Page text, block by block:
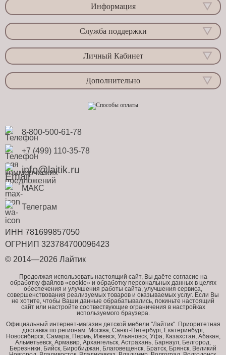
Информация
Служба поддержки
Личный Кабинет
Дополнительно
8-800-500-61-78
+7 (499) 110-35-78
info@laitik.ru
МАКС
Телеграм
ИНН 781699857050
ОГРНИП 323784700096423
© 2014—2026 Лайтик
Продолжая использовать настоящий сайт, Вы даёте согласие на
обработку файлов «cookie» и обработку персональных данных в целях
обеспечения и улучшения работы сайта, улучшения сервиса,
совершенствования реализуемых товаров и оказываемых услуг. Если Вы
не хотите, чтобы Ваши данные обрабатывались, покиньте настоящий
сайт или настройте соотвествующие ограничения в настройках
используемого браузера.
Официальный интернет-магазин детской мебели "Лайтик". Приоритетная
доставка по регионам: Москва, Санкт-Петербург, Екатеринбург,
Новосибирск, Самара, Пермь, Ижевск, Ульяновск, Уфа, Казахстан, Абакан,
Альметьевск, Армавир, Архангельск, Астрахань, Барнаул, Белгород,
Березники, Бийск, Биробиджан, Благовещенск, Братск, Брянск, Великий